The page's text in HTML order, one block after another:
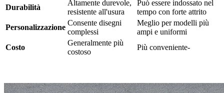
Durabilità
Altamente durevole,
resistente all'usura
Può essere indossato nel
tempo con forte attrito
Personalizzazione
Consente disegni
complessi
Meglio per modelli più
ampi e uniformi
Costo
Generalmente più
costoso
Più conveniente-